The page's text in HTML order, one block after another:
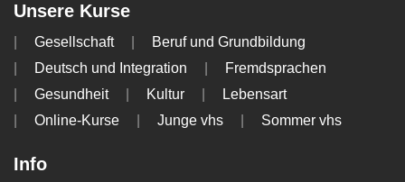
Unsere Kurse
Gesellschaft
Beruf und Grundbildung
Deutsch und Integration
Fremdsprachen
Gesundheit
Kultur
Lebensart
Online-Kurse
Junge vhs Sommer vhs
Info